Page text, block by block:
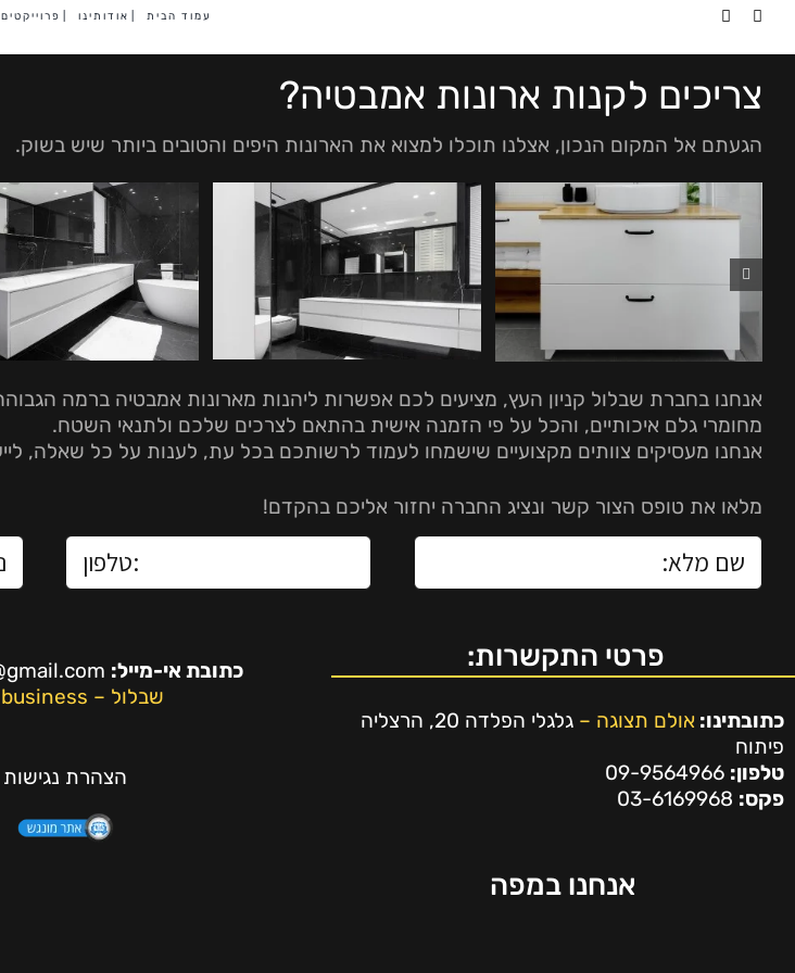
Skip
עמוד הבית אודותינו פרוייקטים
צריכים לקנות ארונות אמבטיה?
הגעתם אל המקום הנכון, אצלנו תוכלו למצוא את הארונות היפים והטובים ביותר שיש בשוק.
אנחנו בחברת שבלול קניון העץ, מציעים לכם אפשרות ליהנות מארונות אמבטיה ברמה הגבוהה
מחומרי גלם איכותיים, והכל על פי הזמנה אישית בהתאם לצרכים שלכם ולתנאי השטח.
אנחנו מעסיקים צוותים מקצועיים שישמחו לעמוד לרשותכם בכל עת, לענות על כל שאלה,
מלאו את טופס הצור קשר ונציג החברה יחזור אליכם בהקדם!
פרטי התקשרות:
כתובתינו: אולם תצוגה –
גלגלי הפלדה 20, הרצליה
פיתוח
טלפון:
פקס:
אנחנו במפה
כתובת אי-מייל:
שבלול – my business
הצהרת נגישות